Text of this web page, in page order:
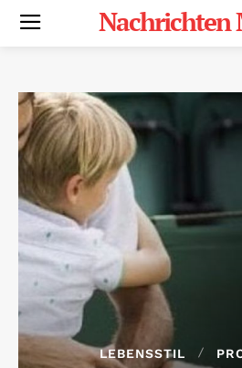
Nachrichten
LEBENSSTIL